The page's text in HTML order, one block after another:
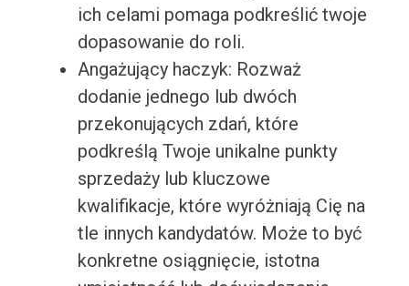
ich celami pomaga podkreślić twoje
dopasowanie do roli.
Angażujący haczyk: Rozważ
dodanie jednego lub dwóch
przekonujących zdań, które
podkreślą Twoje unikalne punkty
sprzedaży lub kluczowe
kwalifikacje, które wyróżniają Cię na
tle innych kandydatów. Może to być
konkretne osiągnięcie, istotna